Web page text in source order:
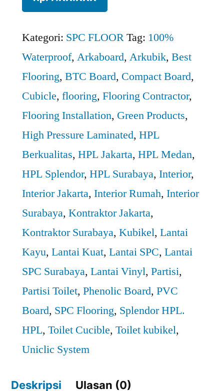
Kategori: SPC FLOORTag: 100%
Waterproof, Arkaboard, Arkubik, Best
Flooring, BTC Board, Compact Board,
Cubicle, flooring, Flooring Contractor,
Flooring Installation, Green Products,
High Pressure Laminated, HPL
Berkualitas, HPL Jakarta, HPL Medan,
HPL Splendor, HPL Surabaya, Interior,
Interior Jakarta, Interior Rumah, Interior
Surabaya, Kontraktor Jakarta,
Kontraktor Surabaya, Kubikel, Lantai
Kayu, Lantai Kuat, Lantai SPC, Lantai
SPC Surabaya, Lantai Vinyl, Partisi,
Partisi Toilet, Phenolic Board, PVC
Board, SPC Flooring, Splendor HPL.
HPL, Toilet Cucible, Toilet kubikel,
Uniclic System
Deskripsi Ulasan (0)